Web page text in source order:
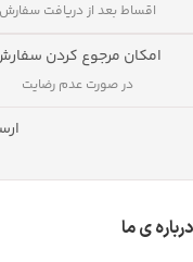
اقساط بعد از دریافت سفارش
امکان مرجوع کردن
در صورت عدم رضایت
درباره ی ما